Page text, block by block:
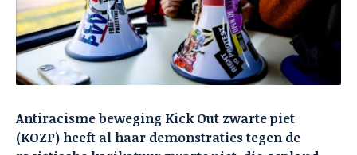
Antiracisme beweging Kick Out zwarte piet
(KOZP) heeft al haar demonstraties tegen de